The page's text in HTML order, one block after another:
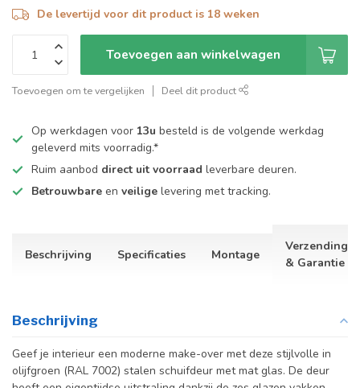
De levertijd voor dit product is 18 weken
Toevoegen aan winkelwagen
Toevoegen om te vergelijken Deel dit product
Op werkdagen voor 13u besteld is de volgende werkdag
geleverd mits voorradig.*
Ruim aanbod direct uit voorraad leverbare deuren.
Betrouwbare en veilige levering met tracking.
Beschrijving Specificaties Montage
Verzending
& Garantie
Beschrijving
Geef je interieur een moderne make-over met deze stijlvolle in
olijfgroen (RAL 7002) stalen schuifdeur met mat glas. De deur